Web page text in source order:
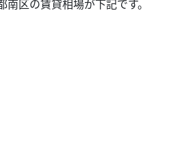
区の賃貸相場が下記です。